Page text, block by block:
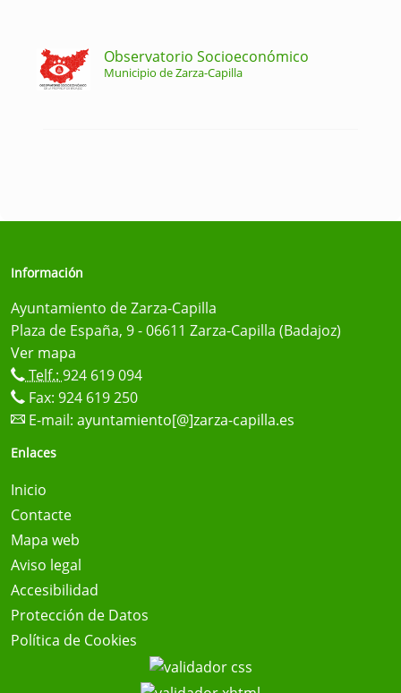
Observatorio Socioeconómico
Municipio de Zarza-Capilla
Información
Ayuntamiento de Zarza-Capilla
Plaza de España, 9 - 06611 Zarza-Capilla (Badajoz)
Ver mapa
Telf.: 924 619 094
Fax: 924 619 250
E-mail: ayuntamiento[@]zarza-capilla.es
Enlaces
Inicio
Contacte
Mapa web
Aviso legal
Accesibilidad
Protección de Datos
Política de Cookies